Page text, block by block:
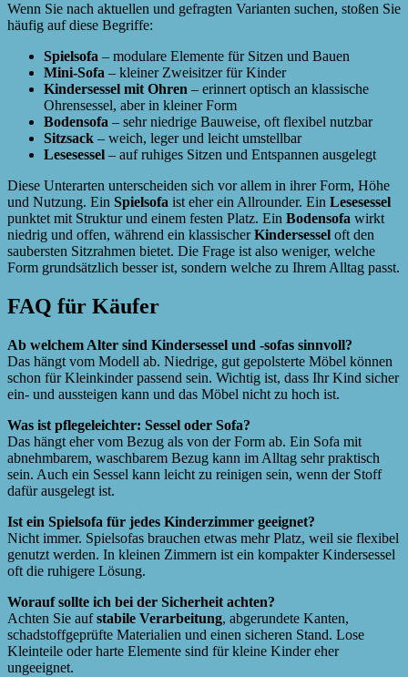
Wenn Sie nach aktuellen und gefragten Varianten suchen, stoßen Sie
häufig auf diese Begriffe:
Spielsofa – modulare Elemente für Sitzen und Bauen
Mini-Sofa – kleiner Zweisitzer für Kinder
Kindersessel mit Ohren – erinnert optisch an klassische
Ohrensessel, aber in kleiner Form
Bodensofa – sehr niedrige Bauweise, oft flexibel nutzbar
Sitzsack – weich, leger und leicht umstellbar
Lesesessel – auf ruhiges Sitzen und Entspannen ausgelegt
Diese Unterarten unterscheiden sich vor allem in ihrer Form, Höhe
und Nutzung. Ein Spielsofa ist eher ein Allrounder. Ein Lesesessel
punktet mit Struktur und einem festen Platz. Ein Bodensofa wirkt
niedrig und offen, während ein klassischerKindersessel oft den
saubersten Sitzrahmen bietet. Die Frage ist also weniger, welche
Form grundsätzlich besser ist, sondern welche zu Ihrem Alltag passt.
FAQ für Käufer
Ab welchem Alter sind Kindersessel und -sofas sinnvoll?
Das hängt vom Modell ab. Niedrige, gut gepolsterte Möbel können
schon für Kleinkinder passend sein. Wichtig ist, dass Ihr Kind sicher
ein- und aussteigen kann und das Möbel nicht zu hoch ist.
Was ist pflegeleichter: Sessel oder Sofa?
Das hängt eher vom Bezug als von der Form ab. Ein Sofa mit
abnehmbarem, waschbarem Bezug kann im Alltag sehr praktisch
sein. Auch ein Sessel kann leicht zu reinigen sein, wenn der Stoff
dafür ausgelegt ist.
Ist ein Spielsofa für jedes Kinderzimmer geeignet?
Nicht immer. Spielsofas brauchen etwas mehr Platz, weil sie flexibel
genutzt werden. In kleinen Zimmern ist ein kompakter Kindersessel
oft die ruhigere Lösung.
Worauf sollte ich bei der Sicherheit achten?
Achten Sie aufstabile Verarbeitung, abgerundete Kanten,
schadstoffgeprüfte Materialien und einen sicheren Stand. Lose
Kleinteile oder harte Elemente sind für kleine Kinder eher
ungeeignet.